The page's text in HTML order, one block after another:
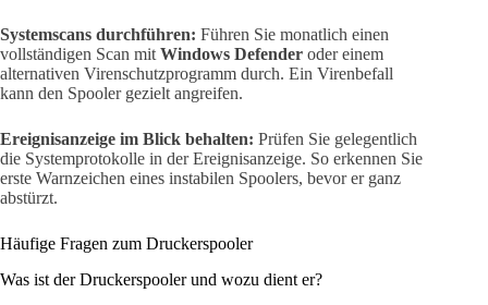
Systemscans durchführen: Führen Sie monatlich einen
vollständigen Scan mit Windows Defender oder einem
alternativen Virenschutzprogramm durch. Ein Virenbefall
kann den Spooler gezielt angreifen.
Ereignisanzeige im Blick behalten: Prüfen Sie gelegentlich
die Systemprotokolle in der Ereignisanzeige. So erkennen Sie
erste Warnzeichen eines instabilen Spoolers, bevor er ganz
abstürzt.
Häufige Fragen zum Druckerspooler
Was ist der Druckerspooler und wozu dient er?